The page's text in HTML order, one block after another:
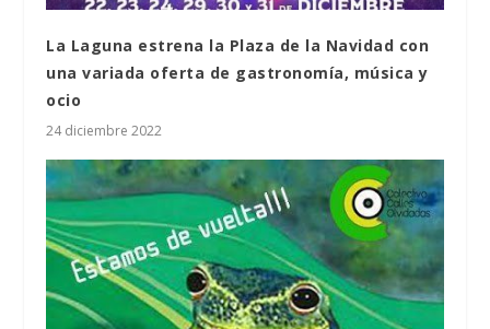
La Laguna estrena la Plaza de la Navidad con
una variada oferta de gastronomía, música y
ocio
24 diciembre 2022